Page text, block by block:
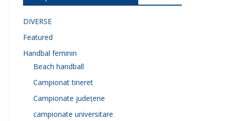
DIVERSE
Featured
Handbal feminin
Beach handball
Campionat tineret
Campionate județene
campionate universitare